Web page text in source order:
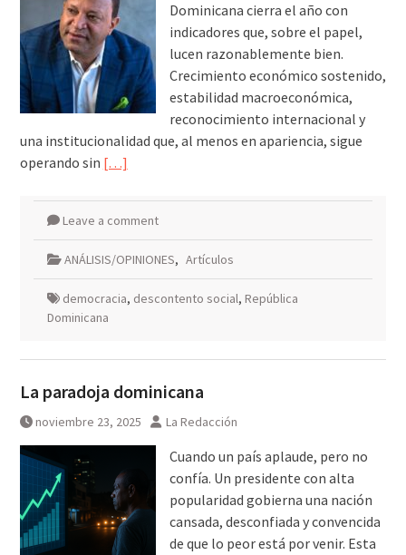
Dominicana cierra el año con
indicadores que, sobre el papel,
lucen razonablemente bien.
Crecimiento económico sostenido,
estabilidad macroeconómica,
reconocimiento internacional y
una institucionalidad que, al menos en apariencia, sigue
operando sin […]
Leave a comment
ANÁLISIS/OPINIONES, Artículos
democracia, descontento social, República
Dominicana
La paradoja dominicana
noviembre 23, 2025 La Redacción
Cuando un país aplaude, pero no
confía. Un presidente con alta
popularidad gobierna una nación
cansada, desconfiada y convencida
de que lo peor está por venir. Esta